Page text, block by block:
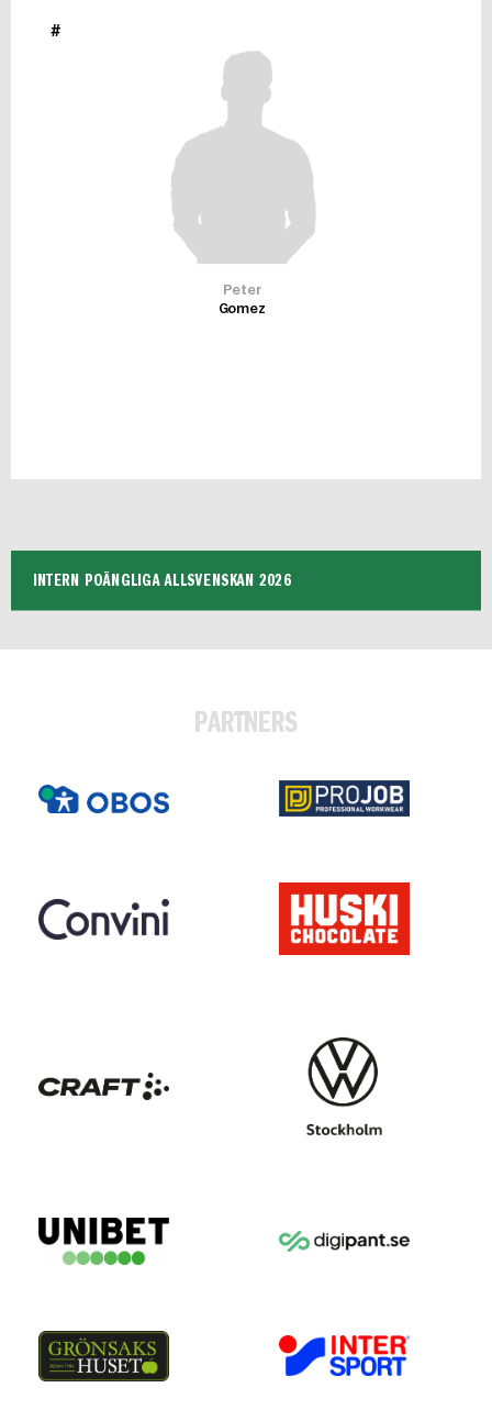
#
Peter
Gomez
INTERN POÄNGLIGA ALLSVENSKAN 2026
PARTNERS